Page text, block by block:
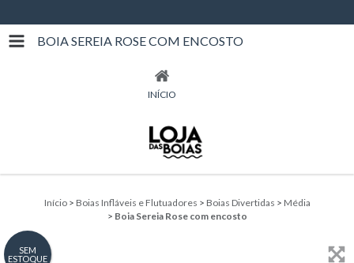
BOIA SEREIA ROSE COM ENCOSTO
INÍCIO
Início > Boias Infláveis e Flutuadores > Boias Divertidas > Média
> Boia Sereia Rose com encosto
SEM
ESTOQUE